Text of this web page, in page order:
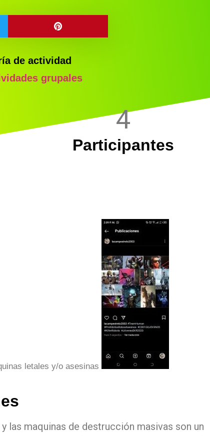
de actividad
grupales
4
Participantes
letales y/o asesinas
maquinas de destrucción masivas son un